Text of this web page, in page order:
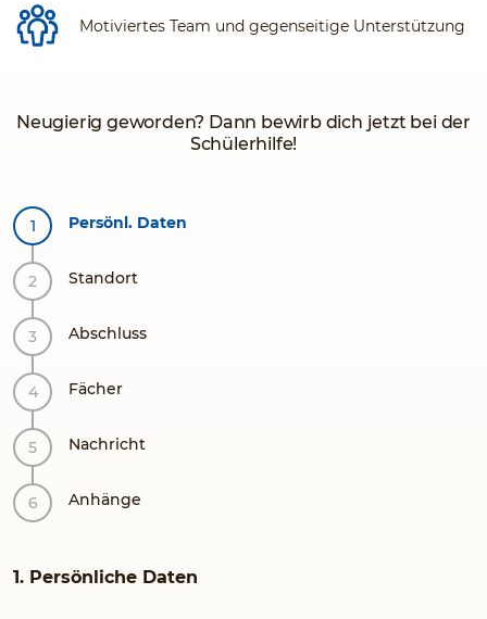
Motiviertes Team und gegenseitige Unterstützung
Neugierig geworden? Dann bewirb dich jetzt bei der
Schülerhilfe!
Persönl. Daten
Standort
Abschluss
Fächer
Nachricht
Anhänge
1. Persönliche Daten